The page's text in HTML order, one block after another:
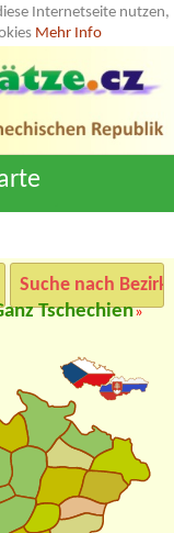
Internetseite nutzen,
Mehr Info
Suche nach
Tschechien»